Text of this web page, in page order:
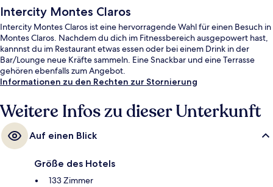
Intercity Montes Claros
Intercity Montes Claros ist eine hervorragende Wahl für einen Besuch in
Montes Claros. Nachdem du dich im Fitnessbereich ausgepowert hast,
kannnst du im Restaurant etwas essen oder bei einem Drink in der
Bar/Lounge neue Kräfte sammeln. Eine Snackbar und eine Terrasse
gehören ebenfalls zum Angebot.
Informationen zu den Rechten zur Stornierung
Weitere Infos zu dieser Unterkunft
Auf einen Blick
Größe des Hotels
133 Zimmer